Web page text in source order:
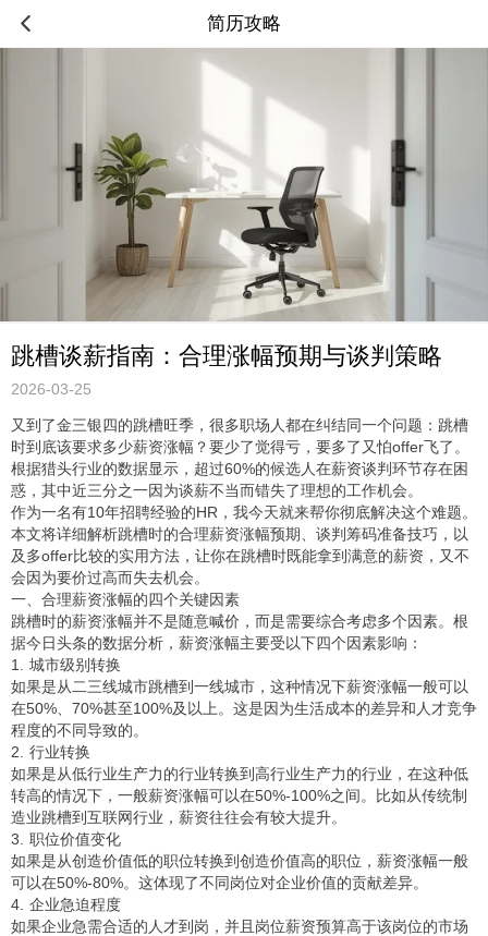
简历攻略
跳槽谈薪指南：合理涨幅预期与谈判策略
2026-03-25
又到了金三银四的跳槽旺季，很多职场人都在纠结同一个问题：跳槽
时到底该要求多少薪资涨幅？要少了觉得亏，要多了又怕offer飞了。
根据猎头行业的数据显示，超过60%的候选人在薪资谈判环节存在困
惑，其中近三分之一因为谈薪不当而错失了理想的工作机会。
作为一名有10年招聘经验的HR，我今天就来帮你彻底解决这个难题。
本文将详细解析跳槽时的合理薪资涨幅预期、谈判筹码准备技巧，以
及多offer比较的实用方法，让你在跳槽时既能拿到满意的薪资，又不
会因为要价过高而失去机会。
一、合理薪资涨幅的四个关键因素
跳槽时的薪资涨幅并不是随意喊价，而是需要综合考虑多个因素。根
据今日头条的数据分析，薪资涨幅主要受以下四个因素影响：
1. 城市级别转换
如果是从二三线城市跳槽到一线城市，这种情况下薪资涨幅一般可以
在50%、70%甚至100%及以上。这是因为生活成本的差异和人才竞争
程度的不同导致的。
2. 行业转换
如果是从低行业生产力的行业转换到高行业生产力的行业，在这种低
转高的情况下，一般薪资涨幅可以在50%-100%之间。比如从传统制
造业跳槽到互联网行业，薪资往往会有较大提升。
3. 职位价值变化
如果是从创造价值低的职位转换到创造价值高的职位，薪资涨幅一般
可以在50%-80%。这体现了不同岗位对企业价值的贡献差异。
4. 企业急迫程度
如果企业急需合适的人才到岗，并且岗位薪资预算高于该岗位的市场